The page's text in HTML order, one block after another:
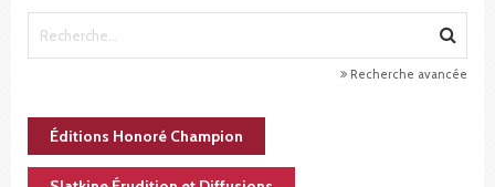
Recherche avancée
Éditions Honoré Champion